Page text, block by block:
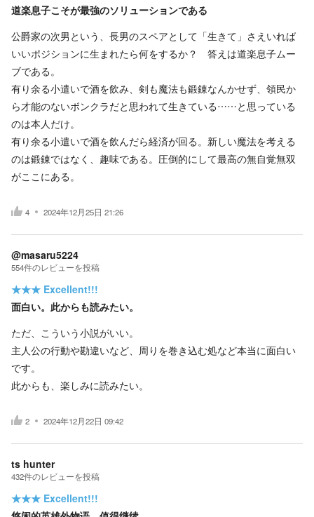
道楽息子こそが最強のソリューションである
公爵家の次男という、長男のスペアとして「生きて」さえいれば
いいポジションに生まれたら何をするか？ 答えは道楽息子ムー
ブである。
有り余る小遣いで酒を飲み、剣も魔法も鍛錬なんかせず、領民か
ら才能のないボンクラだと思われて生きている……と思っている
のは本人だけ。
有り余る小遣いで酒を飲んだら経済が回る。新しい魔法を考える
のは鍛錬ではなく、趣味である。圧倒的にして最高の無自覚無双
がここにある。
4 2024年12月25日 21:26
@masaru5224
554件のレビューを投稿
★★★ Excellent!!!
面白い。此からも読みたい。
ただ、こういう小説がいい。
主人公の行動や勘違いなど、周りを巻き込む処など本当に面白い
です。
此からも、楽しみに読みたい。
2 2024年12月22日 09:42
ts hunter
432件のレビューを投稿
★★★ Excellent!!!